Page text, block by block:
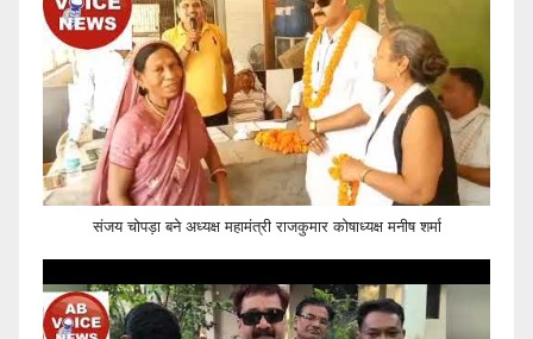
संजय चोपड़ा बने अध्यक्ष महामंत्री राजकुमार कोषाध्यक्ष मनीष शर्मा